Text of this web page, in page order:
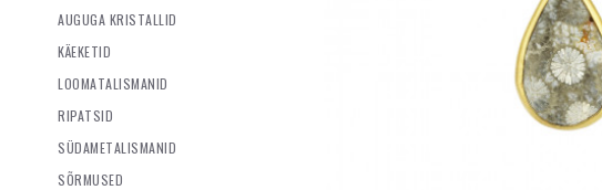
AUGUGA KRISTALLID
KÄEKETID
LOOMATALISMANID
RIPATSID
SÜDAMETALISMANID
SÕRMUSED